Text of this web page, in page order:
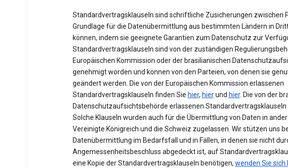
Standardvertragsklauseln sind schriftliche Zusicherungen zwischen
Grundlage für die Datenübermittlung aus bestimmten Ländern in
können, indem sie geeignete Garantien zum Datenschutz zur
Standardvertragsklauseln sind von der zuständigen
Europäischen Kommission oder der brasilianischen
genehmigt worden und können von den Parteien, von denen sie
geändert werden. Die von der Europäischen Kommission erlassenen
Standardvertragsklauseln finden Sie hier, hierund hier. Die von der
Datenschutzaufsichtsbehörde erlassenen Standardvertragsklauseln
Solche Klauseln wurden auch für die Übermittlung von Daten in
Vereinigte Königreich und die Schweiz zugelassen. Wir stützen uns
Datenübermittlung im Bedarfsfall und in Fällen, in denen sie nicht
Angemessenheitsbeschluss abgedeckt ist, auf
eine Kopie der Standardvertragsklauseln benötigen, wenden Sie sich